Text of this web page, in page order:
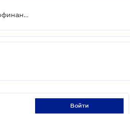
Украина и ЕС подписали соглашение на получение макрофинансовой помощи объемом 18 млрд евро
войти